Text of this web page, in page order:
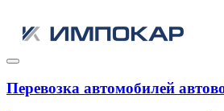
Перевозка автомобилей